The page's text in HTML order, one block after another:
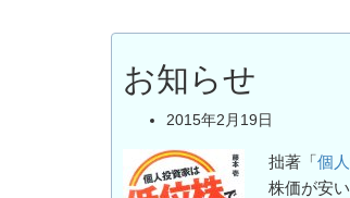
お知らせ
2015年2月19日
拙著「 個
株価が安